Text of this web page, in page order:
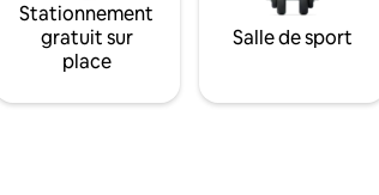
Stationnement
gratuit sur
place
Salle de sport